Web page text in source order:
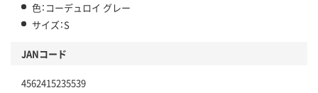
色：コーデュロイ グレー
サイズ：S
JANコード
4562415235539